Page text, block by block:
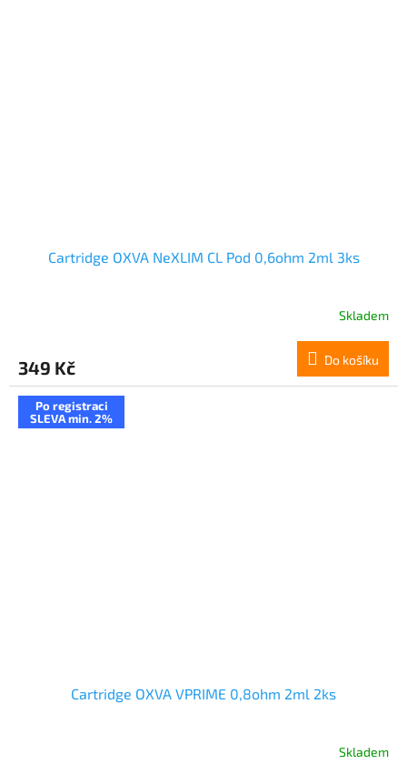
Cartridge OXVA NeXLIM CL Pod 0,6ohm 2ml 3ks
Skladem
349 Kč Do košíku
Po registraci
SLEVA min. 2%
Cartridge OXVA VPRIME 0,8ohm 2ml 2ks
Skladem